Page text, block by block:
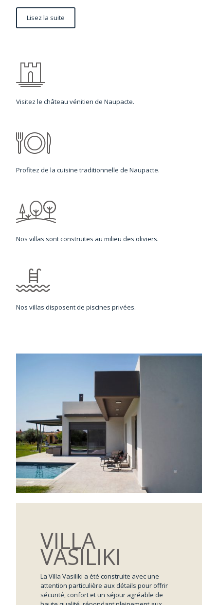
Lisez la suite
Visitez le château vénitien de Naupacte.
Profitez de la cuisine traditionnelle de Naupacte.
Nos villas sont construites au milieu des oliviers.
Nos villas disposent de piscines privées.
VILLA
VASILIKI
La Villa Vasiliki a été construite avec une
attention particulière aux détails pour offrir
sécurité, confort et un séjour agréable de